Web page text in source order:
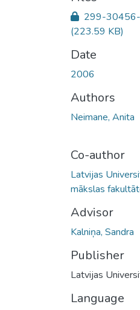
299-30456-
(223.59 KB)
Date
2006
Authors
Neimane, Anita
Co-author
Latvijas
mākslas
Advisor
Kalniņa, Sandra
Publisher
Latvijas
Language